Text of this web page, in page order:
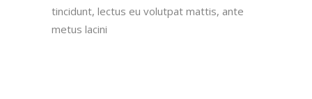
tincidunt, lectus eu volutpat mattis, ante
metus lacini